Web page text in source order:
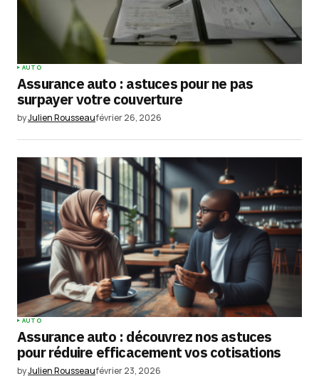
AUTO
Assurance auto : astuces pour ne pas
surpayer votre couverture
byJulien Rousseaufévrier 26, 2026
AUTO
Assurance auto : découvrez nos astuces
pour réduire efficacement vos cotisations
byJulien Rousseaufévrier 23, 2026